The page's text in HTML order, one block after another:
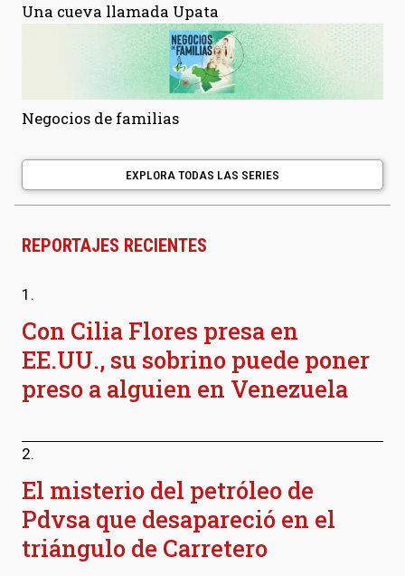
Una cueva llamada Upata
Negocios de familias
EXPLORA TODAS LAS SERIES
REPORTAJES RECIENTES
1.
Con Cilia Flores presa en
EE.UU., su sobrino puede poner
preso a alguien en Venezuela
2.
El misterio del petróleo de
Pdvsa que desapareció en el
triángulo de Carretero